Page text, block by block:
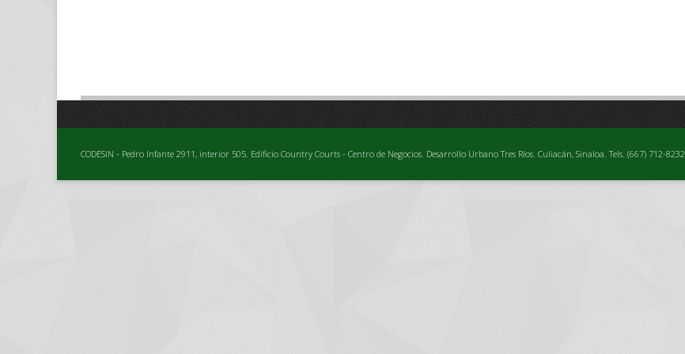
CODESIN - Pedro Infante 2911, interior 505. Edificio Country Courts - Centro de Negocios. Desarrollo Urbano Tres Ríos. Culiacán, Sinaloa. Tels. (667) 712-8232